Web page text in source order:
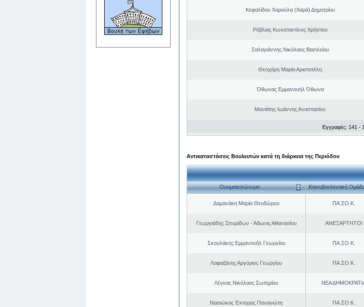
Κεφαλίδου Χαρούλα (Χαρά) Δημητρίου
Ρόβλιας Κωνσταντίνος Χρήστου
Σαλαγιάννης Νικόλαος Βασιλείου
Θεοχάρη Μαρία Αριστοτέλη
Όθωνας Εμμανουήλ Όθωνα
Μανιάτης Ιωάννης Αναστασίου
Εγγραφές: 141 -
Αντικαταστάσεις Βουλευτών κατά τη διάρκεια της Περιόδου
Ονοματεπώνυμο Κοινοβουλευτική
Δαμανάκη Μαρία Θεοδώρου ΠΑ.ΣΟ.Κ.
Γεωργιάδης Σπυρίδων - Άδωνις Αθανασίου ΑΝΕΞΑΡΤΗΤΟΙ
Σκουλάκης Εμμανουήλ Γεωργίου ΠΑ.ΣΟ.Κ.
Λαφαζάνης Αργύριος Γεωργίου ΠΑ.ΣΟ.Κ.
Λέγκας Νικόλαος Σωτηρίου ΝΕΑ
Νασιώκας Έκτορας Παναγιώτη ΠΑ.ΣΟ.Κ.